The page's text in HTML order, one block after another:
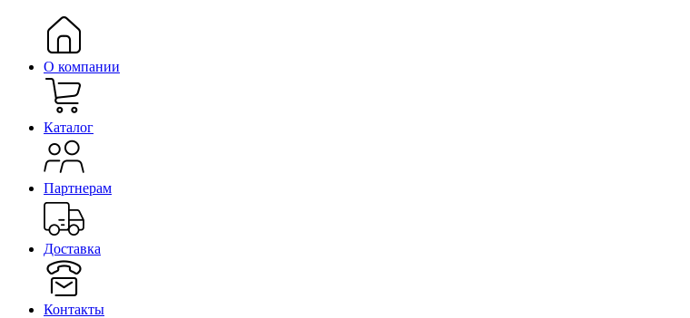
О компании
Каталог
Партнерам
Доставка
Контакты